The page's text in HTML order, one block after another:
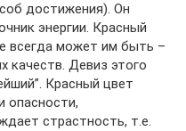
достижения). Он
энергии. Красный
всегда может им быть –
качеств. Девиз этого
Красный цвет
опасности,
страстность, т.е.